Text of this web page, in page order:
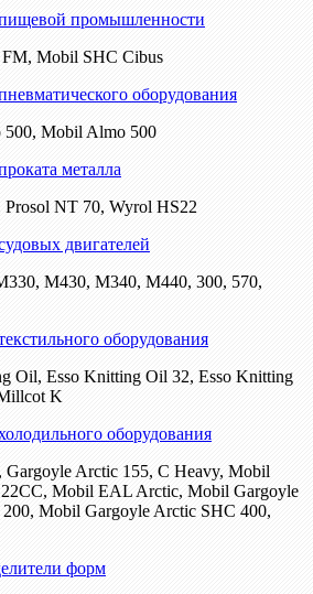
промышленности
Mobil SHC Cibus
оборудования
Mobil Almo 500
металла
Prosol NT 70, Wyrol HS22
двигателей
M430, M340, M440, 300, 570,
оборудования
Oil, Esso Knitting Oil 32, Esso Knitting
K
оборудования
Gargoyle Arctic 155, С Heavy, Mobil
Mobil EAL Arctic, Mobil Gargoyle
Mobil Gargoyle Arctic SHC 400,
форм